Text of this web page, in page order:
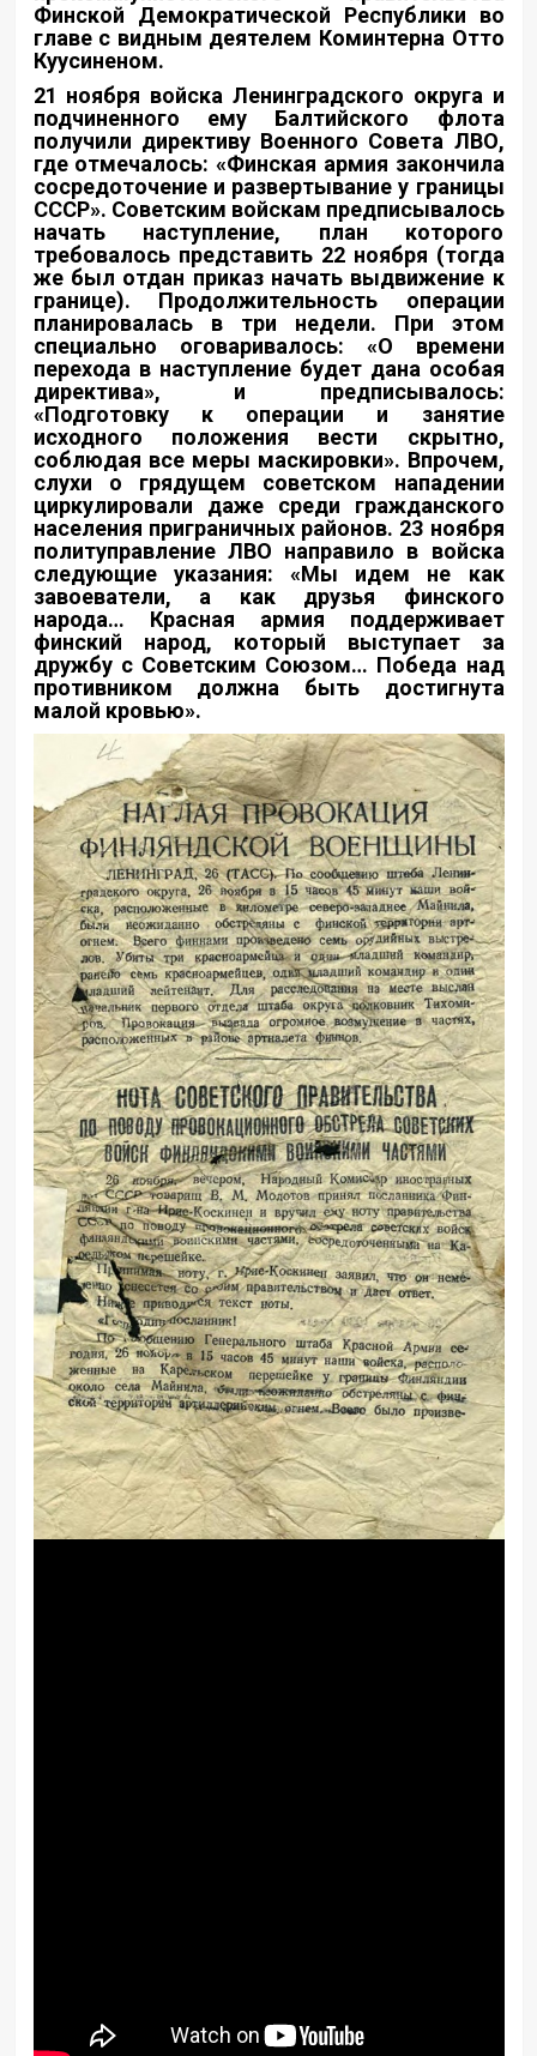
Финской Демократической Республики во
главе с видным деятелем Коминтерна Отто
Куусиненом.
21 ноября войска Ленинградского округа и
подчиненного ему Балтийского флота
получили директиву Военного Совета ЛВО,
где отмечалось: «Финская армия закончила
сосредоточение и развертывание у границы
СССР». Советским войскам предписывалось
начать наступление, план которого
требовалось представить 22 ноября (тогда
же был отдан приказ начать выдвижение к
границе). Продолжительность операции
планировалась в три недели. При этом
специально оговаривалось: «О времени
перехода в наступление будет дана особая
директива», и предписывалось:
«Подготовку к операции и занятие
исходного положения вести скрытно,
соблюдая все меры маскировки». Впрочем,
слухи о грядущем советском нападении
циркулировали даже среди гражданского
населения приграничных районов. 23 ноября
политуправление ЛВО направило в войска
следующие указания: «Мы идем не как
завоеватели, а как друзья финского
народа… Красная армия поддерживает
финский народ, который выступает за
дружбу с Советским Союзом… Победа над
противником должна быть достигнута
малой кровью».